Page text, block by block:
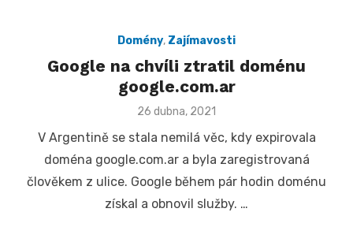
Domény, Zajímavosti
Google na chvíli ztratil doménu
google.com.ar
Posted
26 dubna, 2021
V Argentině se stala nemilá věc, kdy expirovala
doména google.com.ar a byla zaregistrovaná
člověkem z ulice. Google během pár hodin doménu
získal a obnovil služby. …